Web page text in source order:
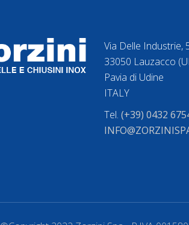
Via Delle Industrie,
33050 Lauzacco
Pavia di Udine
ITALY
Tel. (+39) 0432